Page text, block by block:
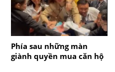
Phía sau những màn
giành quyền mua căn hộ